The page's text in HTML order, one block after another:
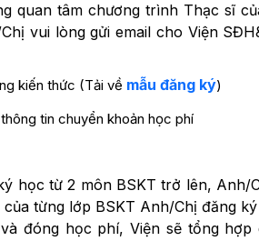
quan tâm chương trình Thạc sĩ
vui lòng gửi email cho Viện
kiến thức (Tải về mẫu đăng ký)
tin chuyển khoản học phí
học từ 2 môn BSKT trở lên, Anh/
từng lớp BSKT Anh/Chị đăng
đóng học phí, Viện sẽ tổng